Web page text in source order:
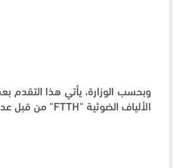
وبحسب الوزارة، يأتي هذا التقدم
الألياف الضوئية "FTTH" من قبل عدد من شركات الاتصالات.